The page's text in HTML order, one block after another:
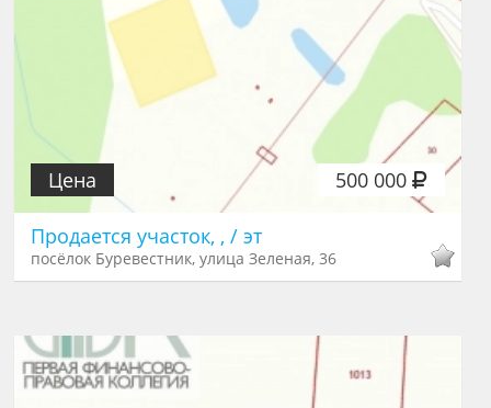
500 000
Цена
Продается участок, , / эт
посёлок Буревестник, улица Зеленая, 36